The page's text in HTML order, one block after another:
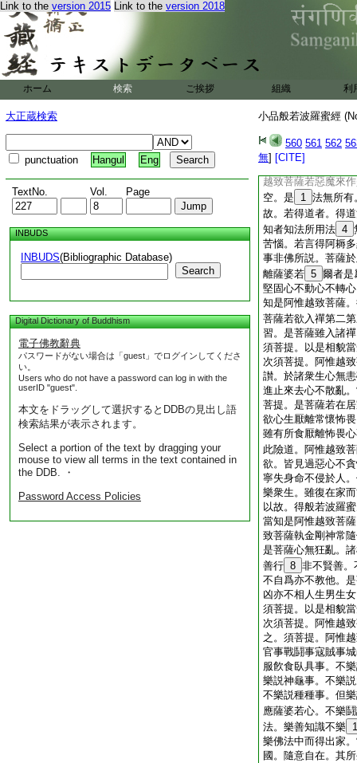
Link to the version 2015 Link to the version 2018
ホーム 検索 ご挨拶 組織 利
大正蔵検索
punctuation Hangul Eng
TextNo. Vol. Page
INBUDS
INBUDS(Bibliographic Database)
Search
Digital Dictionary of Buddhism
電子佛教辭典
パスワードがない場合は「guest」でログインしてくださ
い。
Users who do not have a password can log in with the
userID "guest".
本文をドラッグして選択するとDDBの見出し語
検索結果が表示されます。
Select a portion of the text by dragging your
mouse to view all terms in the text contained in
the DDB. ・
Password Access Policies
小品般若波羅蜜經
560 561 562
無] [CITE]
耨多羅三藐三菩提
得阿耨多羅三藐三
心不動恚。惡魔即
是諸比丘皆漏盡阿
爲無所失。若心不
若菩薩如是行諸波
得薩婆若。無有是
26 説隨所聞學。
若念。不得薩婆若
貌當知是阿惟越致
越致菩薩若惡魔來
空。是
1 法無所有
故。若得道者。得
知者知法所用法 4
苦惱。若言得阿耨
事非佛所説。菩薩
離薩婆若 5 爾者是
堅固心不動心不轉
知是阿惟越致菩薩
菩薩若欲入禪第二
習。是菩薩雖入諸
須菩提。以是相貌
次須菩提。阿惟越
讃。於諸衆生心無
進止來去心不散亂
菩提。是菩薩若在
欲心生厭離常懷怖
雖有所食厭離怖畏
此險道。阿惟越致
欲。皆見過惡心不
寧失身命不侵於人
樂衆生。雖復在家
以故。得般若波羅
當知是阿惟越致菩
致菩薩執金剛神常
是菩薩心無狂亂。
善行 8 非不賢善。
不自爲亦不教他。
凶亦不相人生男生
須菩提。以是相貌
次須菩提。阿惟越
之。須菩提。阿惟
官事戰鬪事寇賊事
服飮食臥具事。不
樂説神龜事。不樂
不樂説種種事。但
應薩婆若心。不樂
法。樂善知識不樂
樂佛法中而得出家
國。隨意自在。其